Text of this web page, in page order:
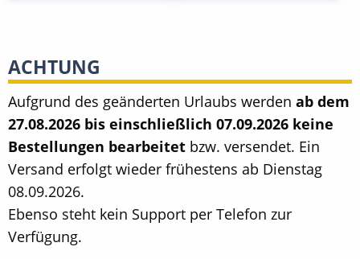
ACHTUNG
Aufgrund des geänderten Urlaubs werden ab dem
27.08.2026 bis einschließlich 07.09.2026 keine
Bestellungen bearbeitet bzw. versendet. Ein
Versand erfolgt wieder frühestens ab Dienstag
08.09.2026.
Ebenso steht kein Support per Telefon zur
Verfügung.